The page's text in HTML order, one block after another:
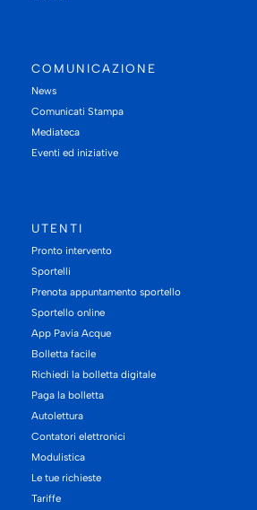
COMUNICAZIONE
News
Comunicati Stampa
Mediateca
Eventi ed iniziative
UTENTI
Pronto intervento
Sportelli
Prenota appuntamento sportello
Sportello online
App Pavia Acque
Bolletta facile
Richiedi la bolletta digitale
Paga la bolletta
Autolettura
Contatori elettronici
Modulistica
Le tue richieste
Tariffe